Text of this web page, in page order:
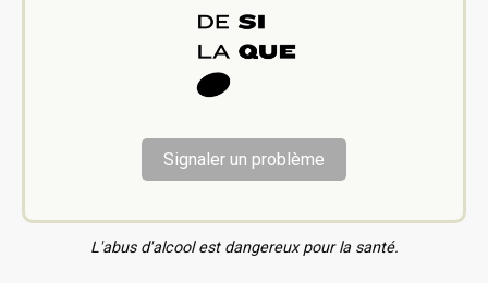
Signaler un problème
L'abus d'alcool est dangereux pour la santé.